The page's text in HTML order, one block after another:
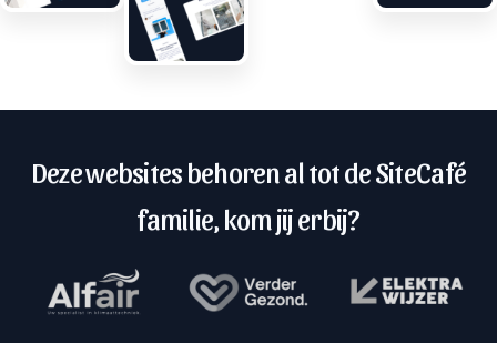
Deze websites behoren al tot de SiteCafé
familie, kom jij erbij?